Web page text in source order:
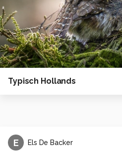
Typisch Hollands
E Els De Backer